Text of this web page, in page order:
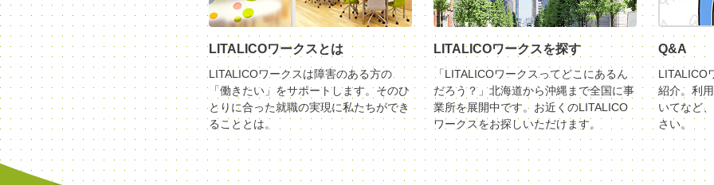
LITALICOワークスとは
LITALICOワークスは障害のある方の
「働きたい」をサポートします。そのひ
とりに合った就職の実現に私たちができ
ることとは。
LITALICOワークスを探す
「LITALICOワークスってどこにあるん
だろう？」北海道から沖縄まで全国に事
業所を展開中です。お近くのLITALICO
ワークスをお探しいただけます。
Q&A
LITALICO
紹介。利
いてなど
さい。